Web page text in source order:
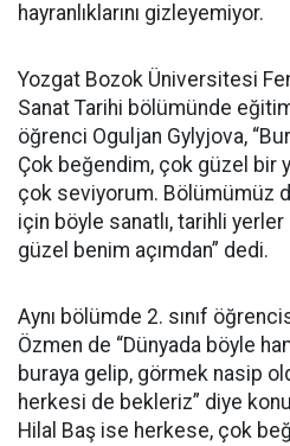
hayranlıklarını gizleyemiyor.
Yozgat Bozok Üniversitesi
Sanat Tarihi bölümünde
öğrenci Oguljan Gylyjova,
Çok beğendim, çok güzel bir
çok seviyorum. Bölümümüz
için böyle sanatlı, tarihli
güzel benim açımdan” dedi.
Aynı bölümde 2. sınıf
Özmen de “Dünyada böyle
buraya gelip, görmek nasip
herkesi de bekleriz” diye
Hilal Baş ise herkese, çok